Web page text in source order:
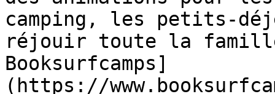
camping, les petits-
réjouir toute la
Booksurfcamps]
(https://